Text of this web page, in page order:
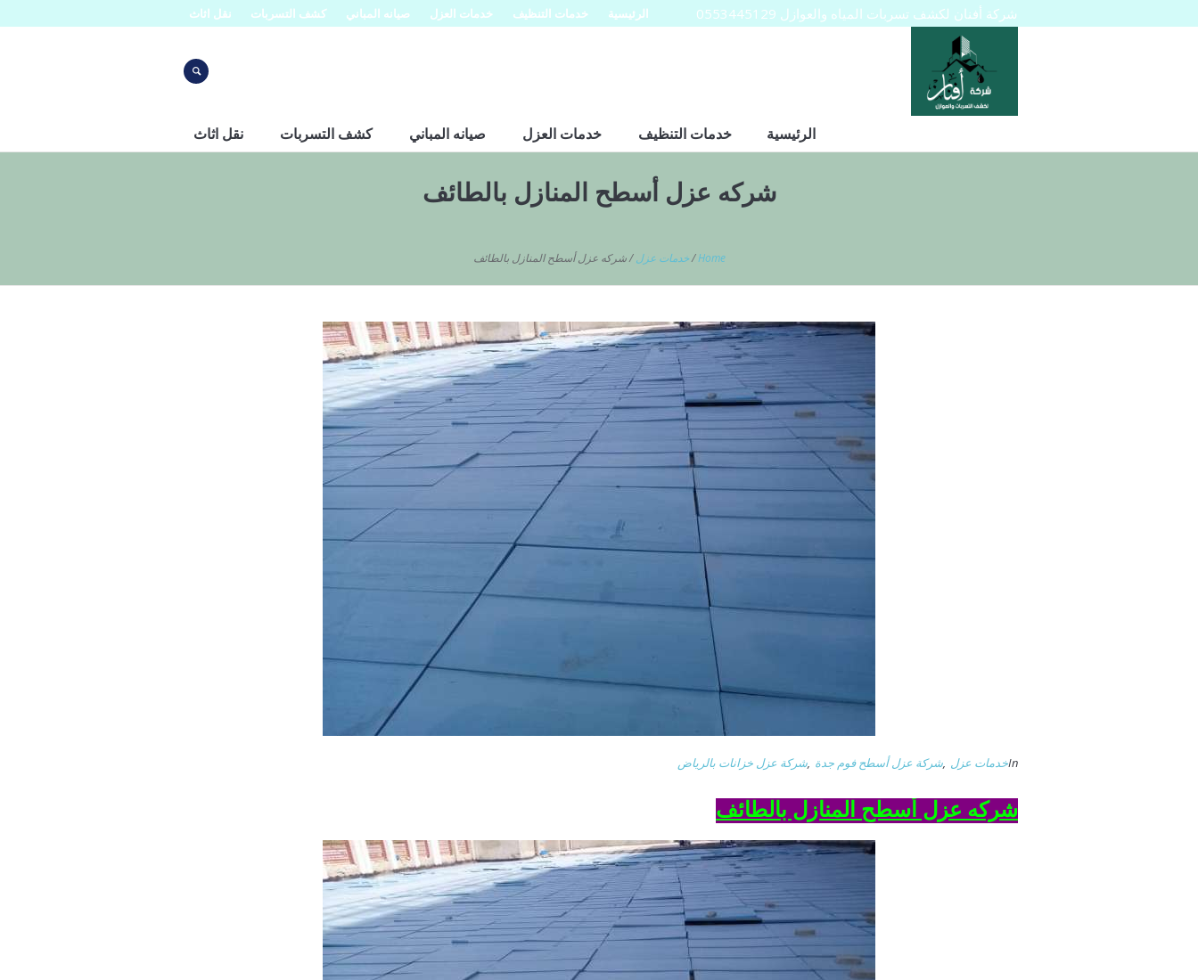
الرئيسية خدمات التنظيف خدمات العزل صيانه المباني كشف التسربات نقل اثاث شركة أفنان لكشف تسربات المياه والعوازل 0553445129
الرئيسية خدمات التنظيف خدمات العزل صيانه المباني كشف التسربات نقل اثاث
شركه عزل أسطح المنازل بالطائف
Home
/خدمات عزل /شركه عزل أسطح المنازل بالطائف
Inخدمات عزل ,شركة عزل أسطح فوم جدة ,شركة عزل خزانات بالرياض
شركه عزل أسطح المنازل بالطائف